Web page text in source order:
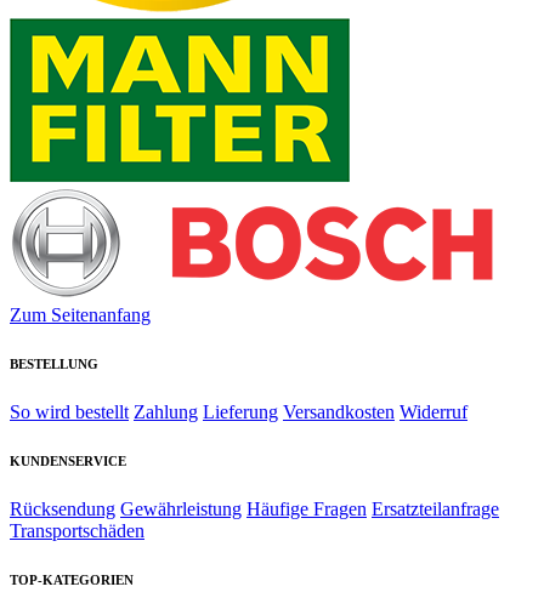
Zum Seitenanfang
BESTELLUNG
So wird bestellt Zahlung Lieferung Versandkosten Widerruf
KUNDENSERVICE
Rücksendung Gewährleistung Häufige Fragen Ersatzteilanfrage
Transportschäden
TOP-KATEGORIEN